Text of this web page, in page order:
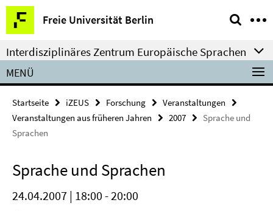
Springe
direkt
zu
Inhalt
Freie Universität Berlin
Service-
Navigation
Interdisziplinäres Zentrum Europäische Sprachen
MENÜ
Startseite iZEUS Forschung
Veranstaltungen
Veranstaltungen aus früheren Jahren
2007
Sprache und
Sprachen
Sprache und Sprachen
24.04.2007 | 18:00 - 20:00